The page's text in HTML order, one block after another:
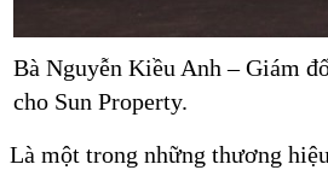
Bà Nguyễn Kiều Anh – Giám
cho Sun Property.
Là một trong những thương